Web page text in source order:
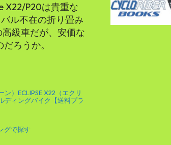
X22/P20は貴重な
ル不在の折り畳み
級車だが、安価な
ろうか。
ン）ECLIPSE X22（エクリ
ディングバイク【送料プラ
グで探す